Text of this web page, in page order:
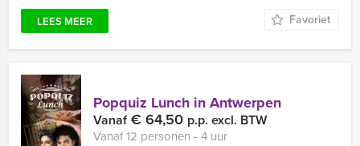
LEES MEER Favoriet
Popquiz Lunch in Antwerpen
Vanaf€ 64,50 p.p. excl. BTW
Vanaf 12 personen ‐ 4 uur